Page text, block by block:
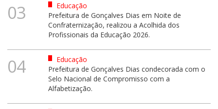
03
Educação
Prefeitura de Gonçalves Dias em Noite de
Confraternização, realizou a Acolhida dos
Profissionais da Educação 2026.
04
Educação
Prefeitura de Gonçalves Dias condecorada com o
Selo Nacional de Compromisso com a
Alfabetização.